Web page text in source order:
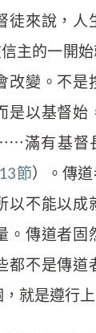
徒來說，人
主的一開
改變。不是
是以基督始
滿有基督
節）。傳
以不能以
。傳道者固
都不是傳道
就是遵行